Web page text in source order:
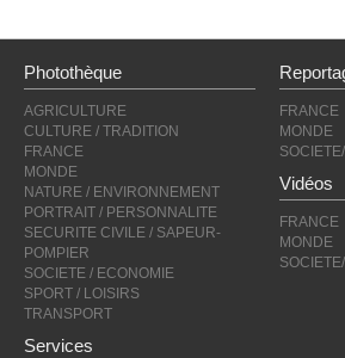
Photothèque
AGRICULTURE
CULTURE / TRADITION
FRANCE
MONDE
NATURE / ENVIRONNEMENT
PORTRAIT / PERSONNALITE
SECURITE CIVILE / SAPEUR-
POMPIER
SOCIETE / ECONOMIE
SPORT / LOISIRS
TRANSPORT
FRANCE
MONDE
Vidéos
FRANCE
MONDE
Services